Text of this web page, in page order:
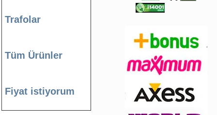
Trafolar
Tüm Ürünler
Fiyat istiyorum